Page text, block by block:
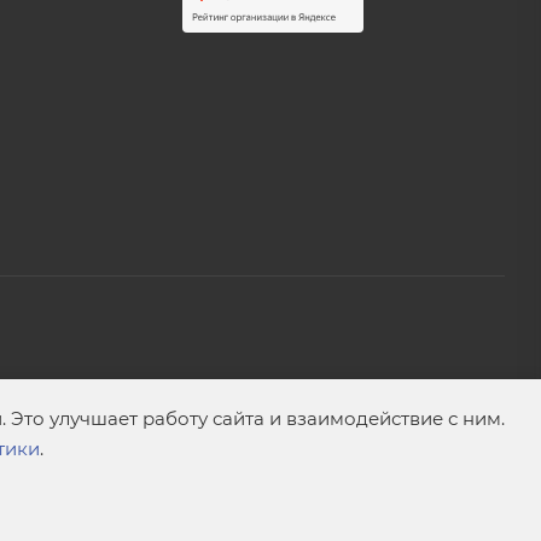
улучшает работу сайта и взаимодействие с ним.
.